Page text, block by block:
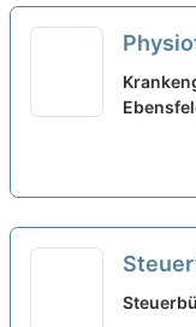
neu